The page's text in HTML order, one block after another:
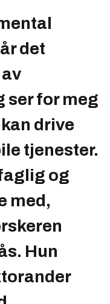
det
ser for meg
drive
tjenester.
og
med,
Hun